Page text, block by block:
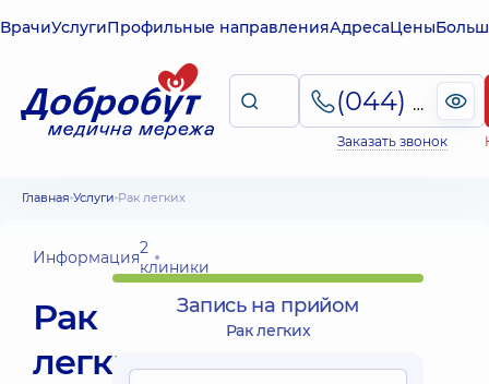
ВрачиУслугиПрофильные направленияАдресаЦены
(044) 495-2-888
Заказать звонок
Главная Услуги Рак легких
Информация2
клиники
Рак
легких
Запись на прийом
Рак легких